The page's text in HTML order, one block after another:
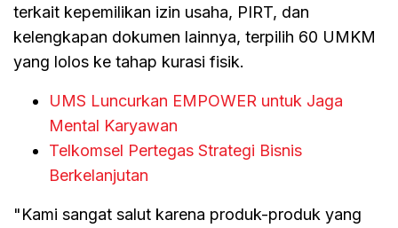
terkait kepemilikan izin usaha, PIRT, dan
kelengkapan dokumen lainnya, terpilih 60 UMKM
yang lolos ke tahap kurasi fisik.
UMS Luncurkan EMPOWER untuk Jaga
Mental Karyawan
Telkomsel Pertegas Strategi Bisnis
Berkelanjutan
"Kami sangat salut karena produk-produk yang